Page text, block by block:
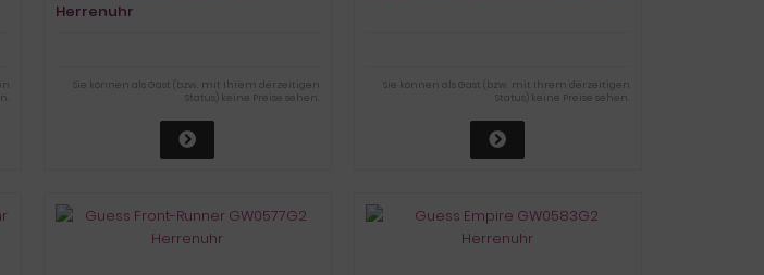
Herrenuhr
Sie können als Gast (bzw. mit Ihrem derzeitigen
Status) keine Preise sehen.
Sie können als Gast (bzw. mit Ihrem derzeitigen
Status) keine Preise sehen.